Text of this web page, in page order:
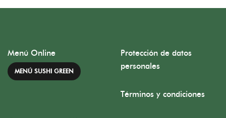
Menú Online
MENÚ SUSHI GREEN
Protección de datos
personales
Términos y condiciones